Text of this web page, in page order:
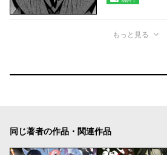
もっと見る
同じ著者の作品・関連作品